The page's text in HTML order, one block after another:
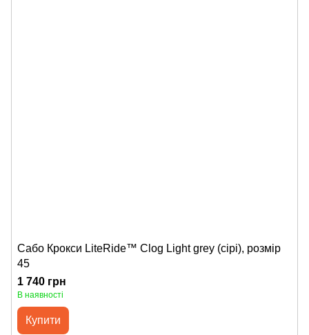
Сабо Крокси LiteRide™ Clog Light grey (сірі), розмір
45
1 740 грн
В наявності
Купити